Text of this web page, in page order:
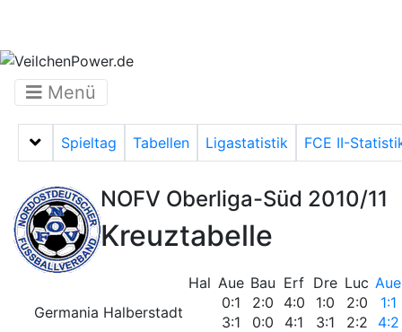
Menü
Menü auf-/zuklappen
Spieltag Tabellen Ligastatistik FCE II-
NOFV Oberliga-Süd 2010/11
Kreuztabelle
Hal Aue Bau Erf Dre Luc Aue
Germania Halberstadt
0:1 2:0 4:0 1:0 2:0
1:1
3:1
0:0 4:1 3:1 2:2
4:2